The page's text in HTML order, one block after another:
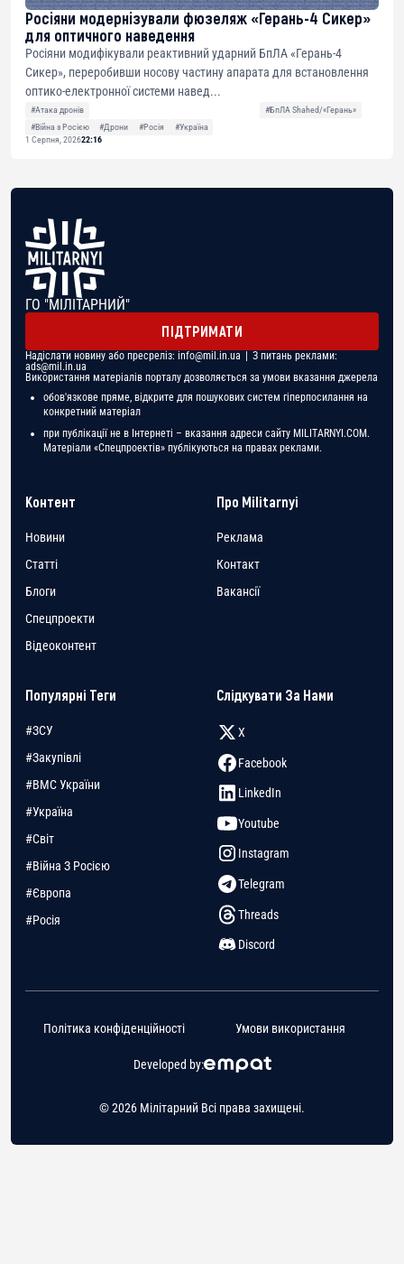
Росіяни модернізували фюзеляж «Герань-4 Сикер»
для оптичного наведення
Росіяни модифікували реактивний ударний БпЛА «Герань-4
Сикер», переробивши носову частину апарата для встановлення
оптико-електронної системи навед...
#Атака дронів
#БпЛА Shahed/«Герань»
#Війна з Росією
#Дрони #Росія
#Україна
1 Серпня, 202622:16
ГО "МІЛІТАРНИЙ"
ПІДТРИМАТИ
Надіслати новину або пресреліз: info@mil.in.ua | З питань реклами:
ads@mil.in.ua
Використання матеріалів порталу дозволяється за умови вказання джерела
обов'язкове пряме, відкрите для пошукових систем гіперпосилання на
конкретний матеріал
при публікації не в Інтернеті – вказання адреси сайту MILITARNYI.COM.
Матеріали «Спецпроектів» публікуються на правах реклами.
Контент
Новини
Статті
Блоги
Спецпроекти
Відеоконтент
Про Militarnyi
Реклама
Контакт
Вакансії
Популярні Теги
#ЗСУ
#Закупівлі
#ВМС України
#Україна
#Світ
#Війна З Росією
#Європа
#Росія
Слідкувати За Нами
X
Facebook
LinkedIn
Youtube
Instagram
Telegram
Threads
Discord
© 2026 Мілітарний Всі права захищені.
Developed by:
Політика конфіденційності Умови використання